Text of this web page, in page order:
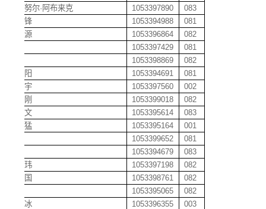
迪丽努尔· 阿布来克 1053397890
083
翟明锋
1053394988
081
丁俊源
1053396864
082
1053397429
081
1053398869
082
丁向阳
1053394691
081
丁新宇
1053397560
002
丁雅刚
1053399018
082
丁泽文
1053395614
083
丁志猛
1053395164
001
1053399652
081
1053394679
083
董烜玮
1053397198
082
董爱国
1053398761
082
1053395065
082
董利冰
1053396355
003